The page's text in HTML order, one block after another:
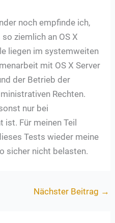
noch empfinde ich,
ziemlich an OS X
liegen im systemweiten
mit OS X Server
der Betrieb der
Rechten.
nur bei
Für meinen Teil
Tests wieder meine
sicher nicht belasten.
Nächster Beitrag →